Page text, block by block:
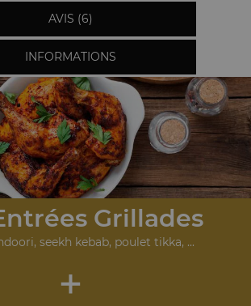
AVIS (6)
INFORMATIONS
Grillades
seekh kebab, poulet tikka, ...
+